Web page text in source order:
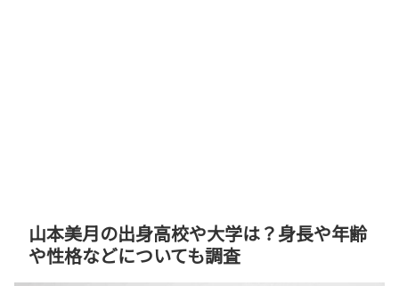
山本美月の出身高校や大学は？身長や年齢
や性格などについても調査